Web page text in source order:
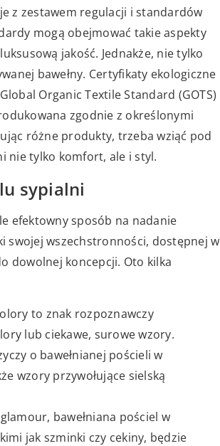
z zestawem regulacji i standardów
mogą obejmować takie aspekty
jakość. Jednakże, nie tylko
bawełny. Certyfikaty ekologiczne
Organic Textile Standard (GOTS)
zgodnie z określonymi
różne produkty, trzeba wziąć pod
nie tylko komfort, ale i styl.
sypialni
efektowny sposób na nadanie
swojej wszechstronności, dostępnej w
dowolnej koncepcji. Oto kilka
to znak rozpoznawczy
lub ciekawe, surowe wzory.
o bawełnianej pościeli w
wzory przywołujące sielską
bawełniana pościel w
jak szminki czy cekiny, będzie